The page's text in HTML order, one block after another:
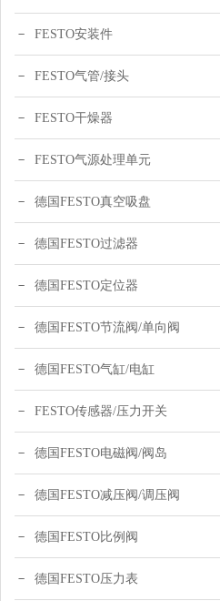
FESTO安装件
FESTO气管/接头
FESTO干燥器
FESTO气源处理单元
德国FESTO真空吸盘
德国FESTO过滤器
德国FESTO定位器
德国FESTO节流阀/单向阀
德国FESTO气缸/电缸
FESTO传感器/压力开关
德国FESTO电磁阀/阀岛
德国FESTO减压阀/调压阀
德国FESTO比例阀
德国FESTO压力表